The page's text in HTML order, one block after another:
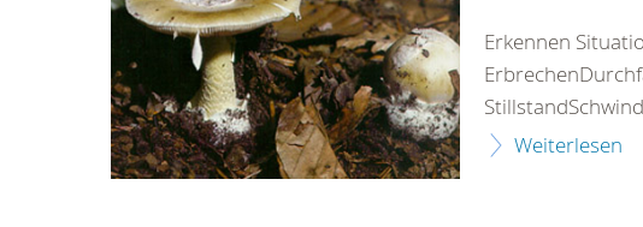
Erkennen
Weiterlesen